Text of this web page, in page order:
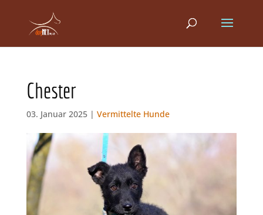
Chester
03. Januar 2025 | Vermittelte Hunde